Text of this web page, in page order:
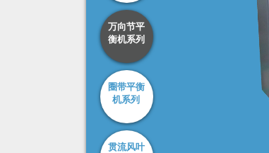
万向节平
衡机系列
圈带平衡
机系列
贯流风叶